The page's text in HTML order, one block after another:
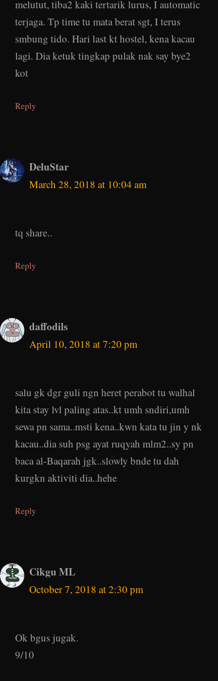
melutut, tiba2 kaki tertarik lurus, I automatic
terjaga. Tp time tu mata berat sgt, I terus
smbung tido. Hari last kt hostel, kena kacau
lagi. Dia ketuk tingkap pulak nak say bye2
kot
Reply
DeluStar
March 28, 2018 at 10:04 am
tq share..
Reply
daffodils
April 10, 2018 at 7:20 pm
salu gk dgr guli ngn heret perabot tu walhal
kita stay lvl paling atas..kt umh sndiri,umh
sewa pn sama..msti kena..kwn kata tu jin y nk
kacau..dia suh psg ayat ruqyah mlm2..sy pn
baca al-Baqarah jgk..slowly bnde tu dah
kurgkn aktiviti dia..hehe
Reply
Cikgu ML
October 7, 2018 at 2:30 pm
Ok bgus jugak.
9/10